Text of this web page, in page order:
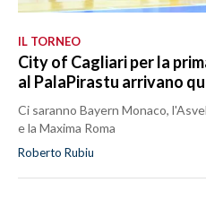
IL TORNEO
City of Cagliari per la
al PalaPirastu arrivano
Ci saranno Bayern Monaco,
e la Maxima Roma
Roberto Rubiu